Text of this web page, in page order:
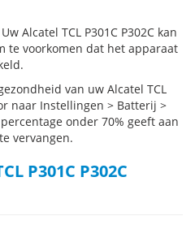
Alcatel TCL P301C P302C kan
te voorkomen dat het apparaat
van uw Alcatel TCL
naar Instellingen > Batterij >
onder 70% geeft aan
vervangen.
P301C P302C